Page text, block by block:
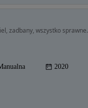
zadbany, wszystko sprawne.
2020